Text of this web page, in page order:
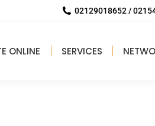
02129018652 /
ONLINE SERVICES